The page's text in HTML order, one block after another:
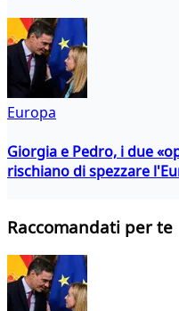
Europa
Giorgia e Pedro, i due
rischiano di spezzare
Raccomandati per te